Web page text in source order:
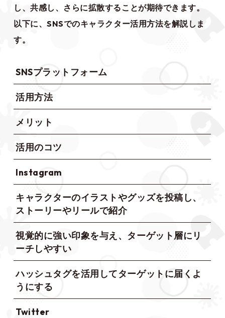
し、共感し、さらに拡散することが期待できます。
以下に、SNSでのキャラクター活用方法を解説しま
す。
SNSプラットフォーム
活用方法
メリット
活用のコツ
Instagram
キャラクターのイラストやグッズを投稿し、
ストーリーやリールで紹介
視覚的に強い印象を与え、ターゲット層にリ
ーチしやすい
ハッシュタグを活用してターゲットに届くよ
うにする
Twitter